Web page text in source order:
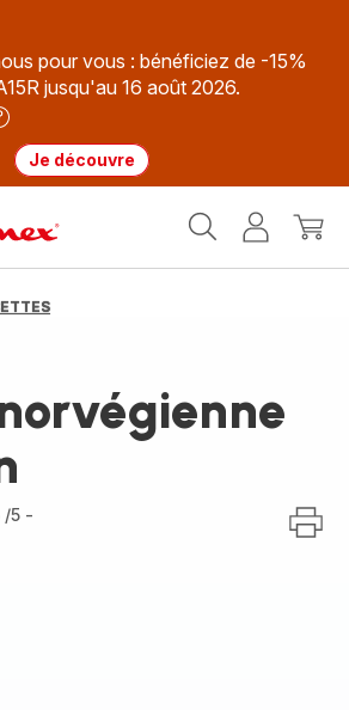
pour vous : bénéficiez de -15%
jusqu'au 16 août 2026.
Je découvre
MonMon
/5 -